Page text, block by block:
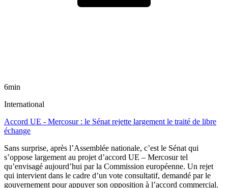
6min
International
Accord UE - Mercosur : le Sénat rejette largement le traité de libre
échange
Sans surprise, après l’Assemblée nationale, c’est le Sénat qui
s’oppose largement au projet d’accord UE – Mercosur tel
qu’envisagé aujourd’hui par la Commission européenne. Un rejet
qui intervient dans le cadre d’un vote consultatif, demandé par le
gouvernement pour appuyer son opposition à l’accord commercial.